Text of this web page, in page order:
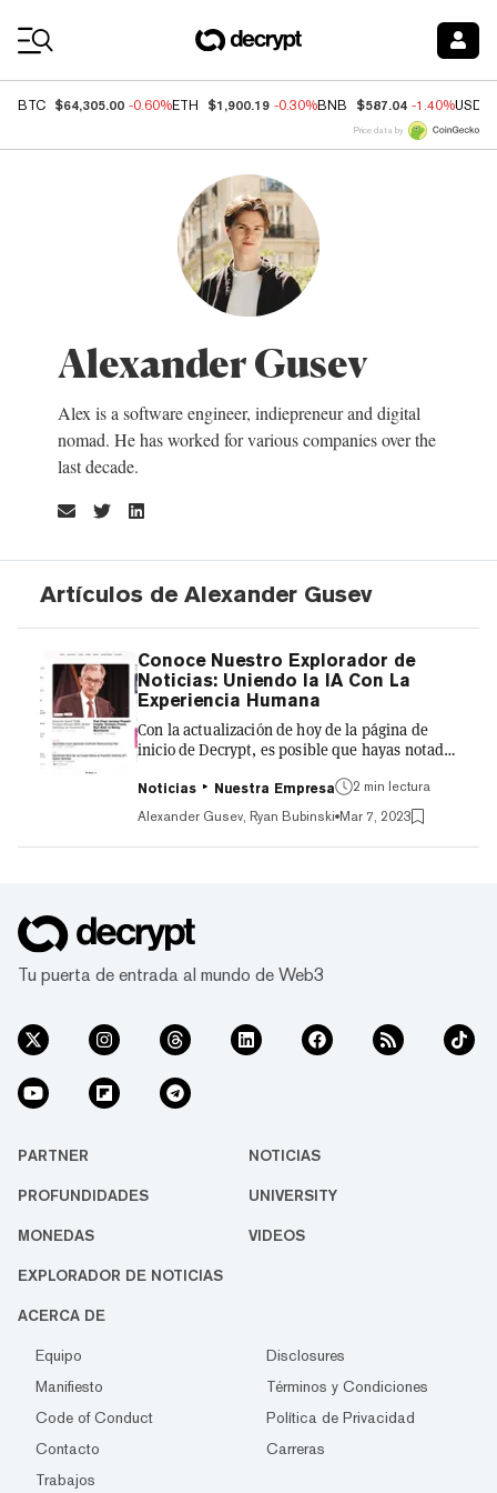
BTC $64,305.00 -0.60%ETH $1,900.19 -0.30%BNB $587.04 -1.40%USDC
Price data by
Alexander Gusev
Alex is a software engineer, indiepreneur and digital
nomad. He has worked for various companies over the
last decade.
Artículos de Alexander Gusev
Conoce Nuestro Explorador de
Noticias: Uniendo la IA Con La
Experiencia Humana
Con la actualización de hoy de la página de
inicio de Decrypt, es posible que hayas notado
modesta: un feed de titulares de noticias de
última hora resumidos a través de una
Inteligencia Artificial y generados a partir de
fuentes de toda la web. A esta función la
información, también deleitamos tus ojos con
un visual más limpio y b...
Noticias Nuestra Empresa
2 min lectura
Alexander Gusev, Ryan Bubinski Mar 7, 2023
Tu puerta de entrada al mundo de Web3
PARTNER NOTICIAS
PROFUNDIDADES UNIVERSITY
MONEDAS VIDEOS
EXPLORADOR DE NOTICIAS
ACERCA DE
Equipo
Disclosures
Manifiesto
Términos y Condiciones
Code of Conduct
Política de Privacidad
Contacto
Carreras
Trabajos